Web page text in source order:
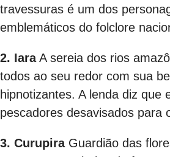
travessuras é um dos
emblemáticos do folclore
2. IaraA sereia dos rios
todos ao seu redor com sua
hipnotizantes. A lenda diz que
pescadores desavisados para
3. CurupiraGuardião das